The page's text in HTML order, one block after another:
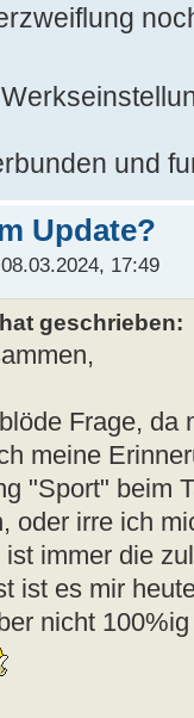
und
Update?
17:49
geschrieben:
Frage, da
meine
"Sport" beim
oder irre ich
immer die
ist es mir
nicht